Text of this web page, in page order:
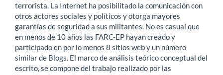
terrorista. La Internet ha posibilitado la comunicación con
otros actores sociales y políticos y otorga mayores
garantías de seguridad a sus militantes. No es casual que
en menos de 10 años las FARC-EP hayan creado y
participado en por lo menos 8 sitios web y un número
similar de Blogs. El marco de análisis teórico conceptual del
escrito, se compone del trabajo realizado por las